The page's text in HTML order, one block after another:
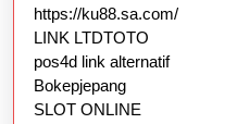
https://ku88.sa.com/
LINK LTDTOTO
pos4d link alternatif
Bokepjepang
SLOT ONLINE